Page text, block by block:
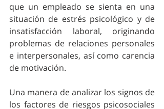
que un empleado se sienta en una
situación de estrés psicológico y de
insatisfacción laboral, originando
problemas de relaciones personales
e interpersonales, así como carencia
de motivación.
Una manera de analizar los signos de
los factores de riesgos psicosociales